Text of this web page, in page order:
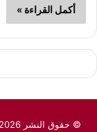
أكمل القراءة »
© حقوق النشر 2026، جميع الحقوق محفوظة لـموقع المايسترو الرياضي